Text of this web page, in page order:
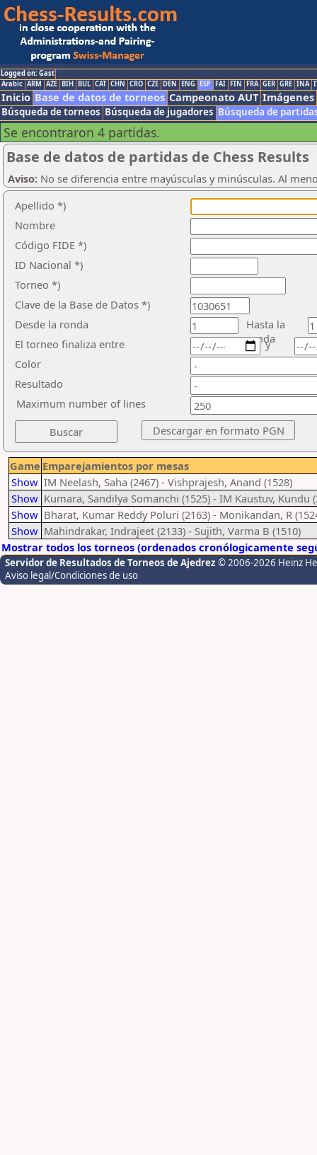
Logged on: Gast
Arabic ARM AZE BIH BUL CAT CHN CRO CZE DEN ENG ESP FAI FIN FRA GER GRE INA
Inicio Base de datos de torneos Campeonato AUT Imágenes
Búsqueda de torneos Búsqueda de jugadores Búsqueda de
Se encontraron 4 partidas.
Base de datos de partidas de Chess Results
Aviso: No se diferencia entre mayúsculas y minúsculas. Al
Apellido *)
Nombre
Código FIDE *)
ID Nacional *)
Torneo *)
Clave de la Base de Datos *)
Desde la ronda
Hasta la
ronda
El torneo finaliza entre
Color
Resultado
y
Maximum number of lines
Game Emparejamientos por mesas
Show IM Neelash, Saha (2467) - Vishprajesh, Anand (1528)
Show Kumara, Sandilya Somanchi (1525) - IM Kaustuv, Kundu
Show Bharat, Kumar Reddy Poluri (2163) - Monikandan, R
Show Mahindrakar, Indrajeet (2133) - Sujith, Varma B (1510)
Mostrar todos los torneos (ordenados cronólogicamente
Servidor de Resultados de Torneos de Ajedrez © 2006-2026 Heinz
Aviso legal/Condiciones de uso